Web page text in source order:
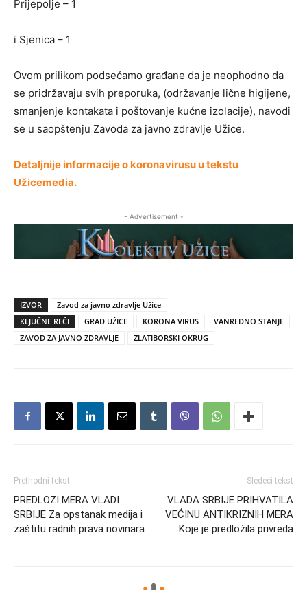
Prijepolje – 1
i Sjenica – 1
Ovom prilikom podsećamo građane da je neophodno da
se pridržavaju svih preporuka, (održavanje lične higijene,
smanjenje kontakata i poštovanje kućne izolacije), navodi
se u saopštenju Zavoda za javno zdravlje Užice.
Detaljnije informacije o koronavirusu u tekstu
Užicemedia.
- Advertisement -
IZVOR
Zavod za javno zdravlje Užice
KLJUČNE REČI
GRAD UŽICE KORONA VIRUS
VANREDNO STANJE
ZAVOD ZA JAVNO ZDRAVLJE
ZLATIBORSKI OKRUG
Prethodni tekst
PREDLOZI MERA VLADI
SRBIJE Za opstanak medija i
zaštitu radnih prava novinara
Sledeći tekst
VLADA SRBIJE PRIHVATILA
VEĆINU ANTIKRIZNIH MERA
Koje je predložila privreda